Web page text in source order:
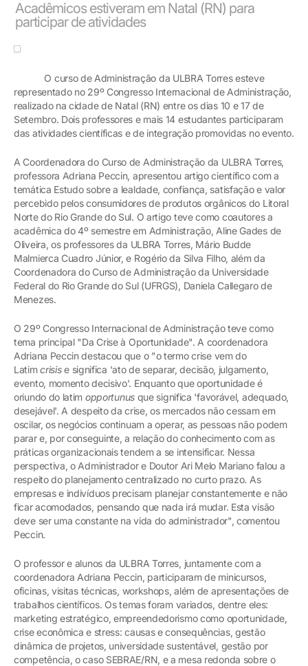
Acadêmicos estiveram em Natal (RN) para
participar de atividades
O curso de Administração da ULBRA Torres esteve
representado no 29º Congresso Internacional de Administração,
realizado na cidade de Natal (RN) entre os dias 10 e 17 de
Setembro. Dois professores e mais 14 estudantes participaram
das atividades científicas e de integração promovidas no evento.
A Coordenadora do Curso de Administração da ULBRA Torres,
professora Adriana Peccin, apresentou artigo científico com a
temática Estudo sobre a lealdade, confiança, satisfação e valor
percebido pelos consumidores de produtos orgânicos do Litoral
Norte do Rio Grande do Sul. O artigo teve como coautores a
acadêmica do 4º semestre em Administração, Aline Gades de
Oliveira, os professores da ULBRA Torres, Mário Budde
Malmierca Cuadro Júnior, e Rogério da Silva Filho, além da
Coordenadora do Curso de Administração da Universidade
Federal do Rio Grande do Sul (UFRGS), Daniela Callegaro de
Menezes.
O 29º Congresso Internacional de Administração teve como
tema principal "Da Crise à Oportunidade". A coordenadora
Adriana Peccin destacou que o "o termo crise vem do
Latimcrisise significa 'ato de separar, decisão, julgamento,
evento, momento decisivo'. Enquanto que oportunidade é
oriundo do latim opportunusque significa 'favorável, adequado,
desejável'. A despeito da crise, os mercados não cessam em
oscilar, os negócios continuam a operar, as pessoas não podem
parar e, por conseguinte, a relação do conhecimento com as
práticas organizacionais tendem a se intensificar. Nessa
perspectiva, o Administrador e Doutor Ari Melo Mariano falou a
respeito do planejamento centralizado no curto prazo. As
empresas e indivíduos precisam planejar constantemente e não
ficar acomodados, pensando que nada irá mudar. Esta visão
deve ser uma constante na vida do administrador", comentou
Peccin.
O professor e alunos da ULBRA Torres, juntamente com a
coordenadora Adriana Peccin, participaram de minicursos,
oficinas, visitas técnicas, workshops, além de apresentações de
trabalhos científicos. Os temas foram variados, dentre eles:
marketing estratégico, empreendedorismo como oportunidade,
crise econômica e stress: causas e consequências, gestão
dinâmica de projetos, universidade sustentável, gestão por
competência, o caso SEBRAE/RN, e a mesa redonda sobre o